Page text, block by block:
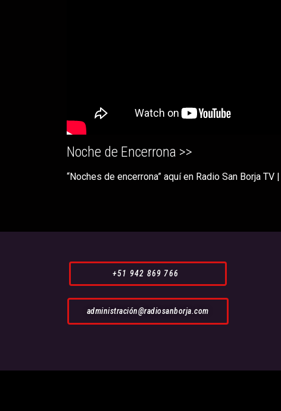
Noche de Encerrona >>
“Noches de encerrona” aquí en Radio San Borja
+51 942 869 766
administración@radiosanborja.com